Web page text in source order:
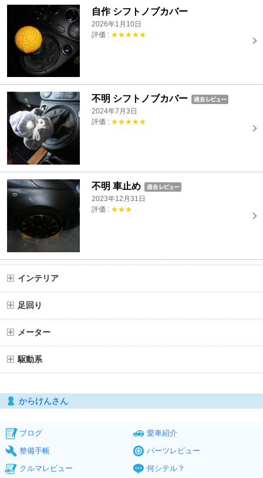
自作 シフトノブカバー
2026年1月10日
評価 : ★★★★★
不明 シフトノブカバー
2024年7月3日
評価 : ★★★★★
不明 車止め
2023年12月31日
評価 : ★★★
インテリア
足回り
メーター
駆動系
からけんさん
ブログ
愛車紹介
整備手帳
パーツレビュー
クルマレビュー
何シテル？